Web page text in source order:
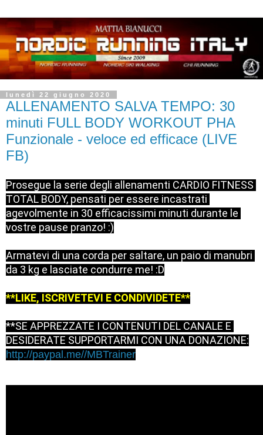
lunedì 22 giugno 2020
ALLENAMENTO SALVA TEMPO: 30
minuti FULL BODY WORKOUT PHA
Funzionale - veloce ed efficace (LIVE
FB)
Prosegue la serie degli allenamenti CARDIO FITNESS
TOTAL BODY, pensati per essere incastrati
agevolmente in 30 efficacissimi minuti durante le
vostre pause pranzo! :)
Armatevi di una corda per saltare, un paio di manubri
da 3 kg e lasciate condurre me! :D
**LIKE, ISCRIVETEVI E CONDIVIDETE**
**SE APPREZZATE I CONTENUTI DEL CANALE E
http://paypal.me//MBTrainer